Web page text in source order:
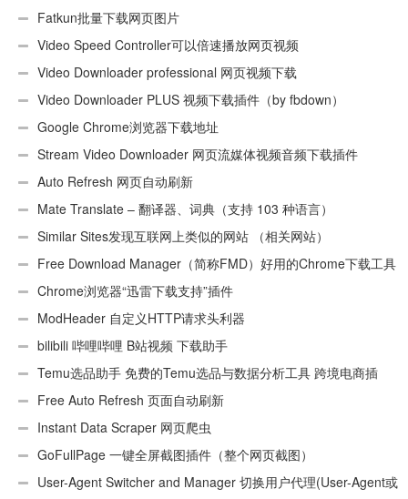
用Android）
Fatkun批量下载网页图片
Video Speed Controller可以倍速播放网页视频
Video Downloader professional 网页视频下载
Video Downloader PLUS 视频下载插件（by fbdown）
Google Chrome浏览器下载地址
Stream Video Downloader 网页流媒体视频音频下载插件
Auto Refresh 网页自动刷新
Mate Translate – 翻译器、词典（支持 103 种语言）
Similar Sites发现互联网上类似的网站 （相关网站）
Free Download Manager（简称FMD）好用的Chrome下载工具
插件Chrome浏览器“迅雷下载支持”插件
ModHeader 自定义HTTP请求头利器
bilibili 哔哩哔哩 B站视频 下载助手
Temu选品助手 免费的Temu选品与数据分析工具 跨境电商插
件 Free Auto Refresh 页面自动刷新
Instant Data Scraper 网页爬虫
GoFullPage 一键全屏截图插件（整个网页截图）
User-Agent Switcher and Manager 切换用户代理(User-Agent或